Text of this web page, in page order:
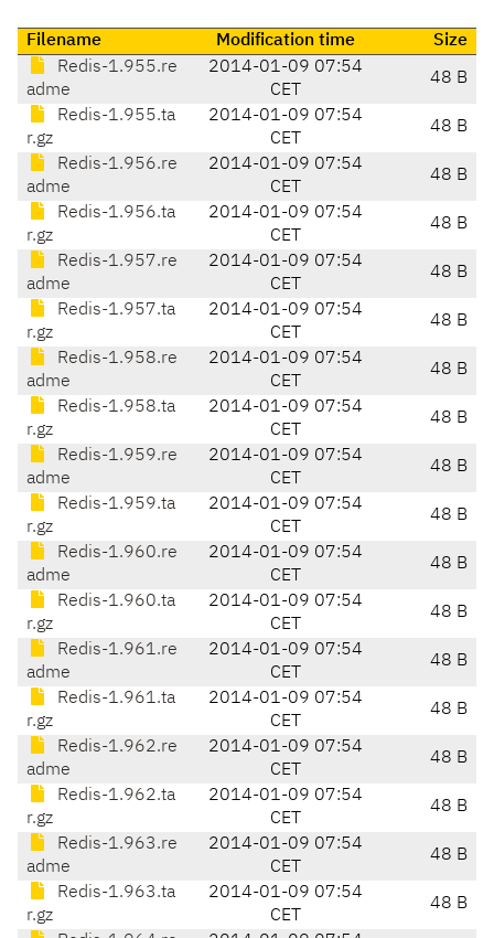
Filename Modification time
Size
Redis-1.955.re
adme
2014-01-09 07:54
CET
48 B
Redis-1.955.ta
r.gz
2014-01-09 07:54
CET
48 B
Redis-1.956.re
adme
2014-01-09 07:54
CET
48 B
Redis-1.956.ta
r.gz
2014-01-09 07:54
CET
48 B
Redis-1.957.re
adme
2014-01-09 07:54
CET
48 B
Redis-1.957.ta
r.gz
2014-01-09 07:54
CET
48 B
Redis-1.958.re
adme
2014-01-09 07:54
CET
48 B
Redis-1.958.ta
r.gz
2014-01-09 07:54
CET
48 B
Redis-1.959.re
adme
2014-01-09 07:54
CET
48 B
Redis-1.959.ta
r.gz
2014-01-09 07:54
CET
48 B
Redis-1.960.re
adme
2014-01-09 07:54
CET
48 B
Redis-1.960.ta
r.gz
2014-01-09 07:54
CET
48 B
Redis-1.961.re
adme
2014-01-09 07:54
CET
48 B
Redis-1.961.ta
r.gz
2014-01-09 07:54
CET
48 B
Redis-1.962.re
adme
2014-01-09 07:54
CET
48 B
Redis-1.962.ta
r.gz
2014-01-09 07:54
CET
48 B
Redis-1.963.re
adme
2014-01-09 07:54
CET
48 B
Redis-1.963.ta
r.gz
2014-01-09 07:54
CET
48 B